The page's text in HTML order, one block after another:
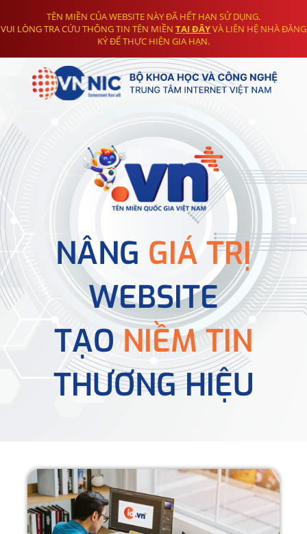
TÊN MIỀN CỦA WEBSITE NÀY ĐÃ HẾT HẠN SỬ DỤNG.
VUI LÒNG TRA CỨU THÔNG TIN TÊN MIỀN TẠI ĐÂYVÀ LIÊN HỆ NHÀ ĐĂNG
KÝ ĐỂ THỰC HIỆN GIA HẠN.
NÂNG GIÁ TRỊ
WEBSITE
TẠONIỀM TIN
THƯƠNG HIỆU